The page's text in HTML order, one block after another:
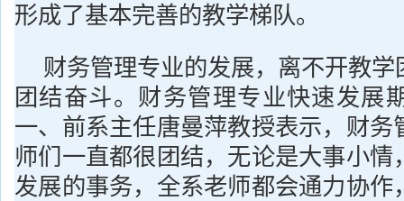
形成了基本完善的教学梯队。
财务管理专业的发展，离不开教
团结奋斗。财务管理专业快速发展
一、前系主任唐曼萍教授表示，财务
师们一直都很团结，无论是大事小情
发展的事务，全系老师都会通力协作